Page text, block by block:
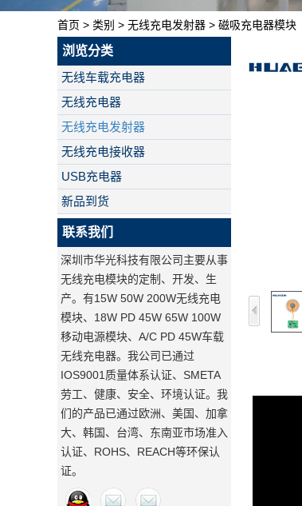
首页 > 类别 > 无线充电发射器 > 磁吸充电器模块
浏览分类
无线车载充电器
无线充电器
无线充电发射器
无线充电接收器
USB充电器
新品到货
联系我们
深圳市华光科技有限公司主要从事
无线充电模块的定制、开发、生
产。有15W 50W 200W无线充电
模块、18W PD 45W 65W 100W
移动电源模块、A/C PD 45W车载
无线充电器。我公司已通过
IOS9001质量体系认证、SMETA
劳工、健康、安全、环境认证。我
们的产品已通过欧洲、美国、加拿
大、韩国、台湾、东南亚市场准入
认证、ROHS、REACH等环保认
证。